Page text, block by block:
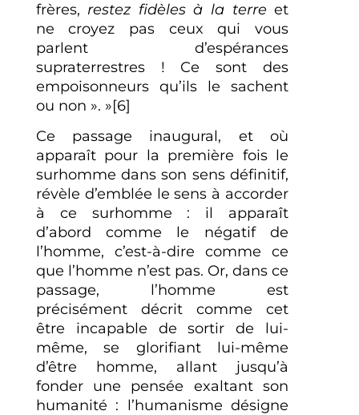
frères, restez fidèles à la terre et
ne croyez pas ceux qui vous
parlent d’espérances
supraterrestres ! Ce sont des
empoisonneurs qu’ils le sachent
ou non ». »[6]
Ce passage inaugural, et où
apparaît pour la première fois le
surhomme dans son sens définitif,
révèle d’emblée le sens à accorder
à ce surhomme : il apparaît
d’abord comme le négatif de
l’homme, c’est-à-dire comme ce
que l’homme n’est pas. Or, dans ce
passage, l’homme est
précisément décrit comme cet
être incapable de sortir de lui-
même, se glorifiant lui-même
d’être homme, allant jusqu’à
fonder une pensée exaltant son
humanité : l’humanisme désigne